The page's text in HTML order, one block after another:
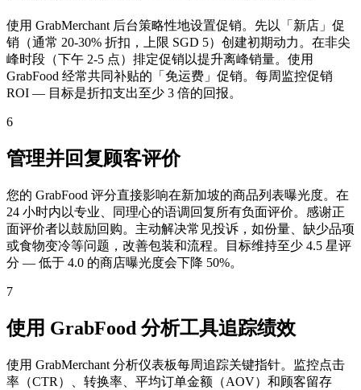
使用 GrabMerchant 后台策略性地设置促销。先以「新店」促
销（通常 20-30% 折扣，上限 SGD 5）创建初期动力。在非尖
峰时段（下午 2-5 点）排定促销以提升离峰销量。使用
GrabFood 经常共同补贴的「免运费」促销。每周监控促销
ROI — 目标是折扣支出至少 3 倍的回报。
6
管理并回复顾客评价
您的 GrabFood 评分直接影响在新加坡的商品列表曝光度。在
24 小时内以专业、同理心的语调回复所有负面评价。感谢正
面评价者以鼓励回购。主动解决常见投诉，如份量、缺少品项
或食物变冷等问题，改善包装和流程。目标维持至少 4.5 星评
分 — 低于 4.0 的商店曝光度会下降 50%。
7
使用 GrabFood 分析工具追踪绩效
使用 GrabMerchant 分析仪表板每周追踪关键指针。监控点击
率（CTR）、转换率、平均订单金额（AOV）和顾客留存